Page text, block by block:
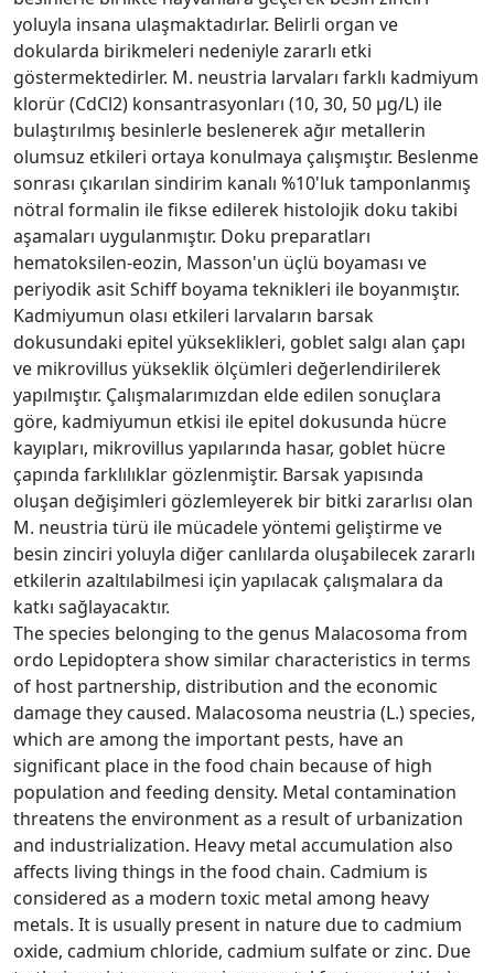
yoluyla insana ulaşmaktadırlar. Belirli organ ve
dokularda birikmeleri nedeniyle zararlı etki
göstermektedirler. M. neustria larvaları farklı kadmiyum
klorür (CdCl2) konsantrasyonları (10, 30, 50 µg/L) ile
bulaştırılmış besinlerle beslenerek ağır metallerin
olumsuz etkileri ortaya konulmaya çalışmıştır. Beslenme
sonrası çıkarılan sindirim kanalı %10'luk tamponlanmış
nötral formalin ile fikse edilerek histolojik doku takibi
aşamaları uygulanmıştır. Doku preparatları
hematoksilen-eozin, Masson'un üçlü boyaması ve
periyodik asit Schiff boyama teknikleri ile boyanmıştır.
Kadmiyumun olası etkileri larvaların barsak
dokusundaki epitel yükseklikleri, goblet salgı alan çapı
ve mikrovillus yükseklik ölçümleri değerlendirilerek
yapılmıştır. Çalışmalarımızdan elde edilen sonuçlara
göre, kadmiyumun etkisi ile epitel dokusunda hücre
kayıpları, mikrovillus yapılarında hasar, goblet hücre
çapında farklılıklar gözlenmiştir. Barsak yapısında
oluşan değişimleri gözlemleyerek bir bitki zararlısı olan
M. neustria türü ile mücadele yöntemi geliştirme ve
besin zinciri yoluyla diğer canlılarda oluşabilecek zararlı
etkilerin azaltılabilmesi için yapılacak çalışmalara da
katkı sağlayacaktır.
The species belonging to the genus Malacosoma from
ordo Lepidoptera show similar characteristics in terms
of host partnership, distribution and the economic
damage they caused. Malacosoma neustria (L.) species,
which are among the important pests, have an
significant place in the food chain because of high
population and feeding density. Metal contamination
threatens the environment as a result of urbanization
and industrialization. Heavy metal accumulation also
affects living things in the food chain. Cadmium is
considered as a modern toxic metal among heavy
metals. It is usually present in nature due to cadmium
oxide, cadmium chloride, cadmium sulfate or zinc. Due